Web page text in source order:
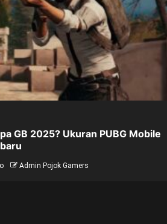
GB 2025? Ukuran PUBG Mobile
Admin Pojok Gamers